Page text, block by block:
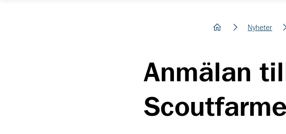
hem Nyheter
Anmälan